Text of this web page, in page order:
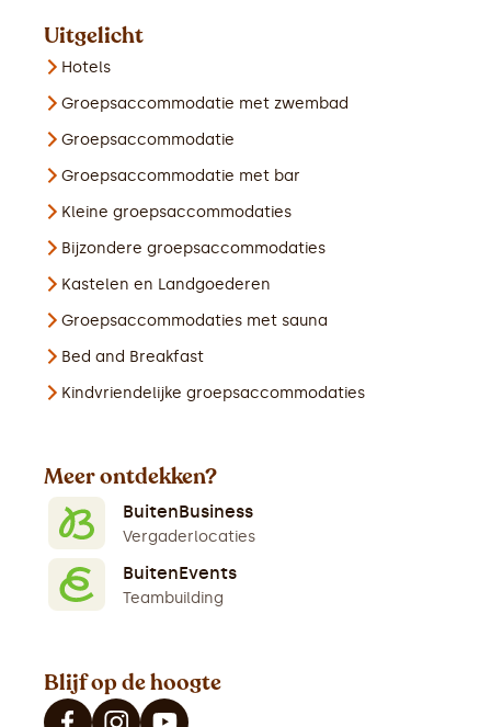
Uitgelicht
Hotels
Groepsaccommodatie met zwembad
Groepsaccommodatie
Groepsaccommodatie met bar
Kleine groepsaccommodaties
Bijzondere groepsaccommodaties
Kastelen en Landgoederen
Groepsaccommodaties met sauna
Bed and Breakfast
Kindvriendelijke groepsaccommodaties
Meer ontdekken?
BuitenBusiness
Vergaderlocaties
BuitenEvents
Teambuilding
Blijf op de hoogte